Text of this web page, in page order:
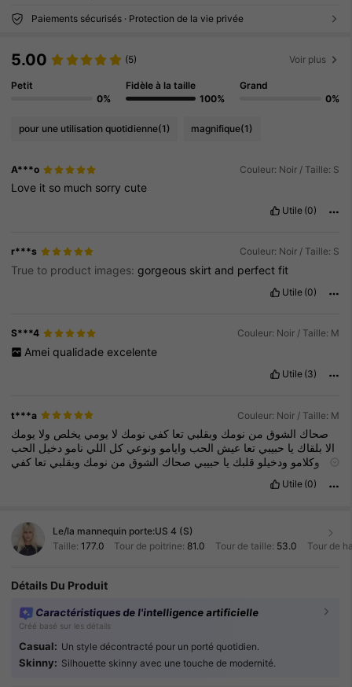
Paiements sécurisés · Protection de la vie privée
5.00 (5) Voir plus
Petit
0%
Fidèle à la taille
100%
Grand
0%
pour une utilisation quotidienne(1) magnifique(1)
A***o Couleur: Noir / Taille: S
Love it so much sorrycute
Utile (0)
r***s Couleur: Noir / Taille: S
True to product images:gorgeous skirt and perfectfit
Utile (0)
S***4 Couleur: Noir / Taille: M
Amei qualidade excelente
Utile (3)
t***a Couleur: Noir / Taille: M
صحاك الشوق من نومك وبقلبي تعا كفي نومك لا يومي يخلص ولا يومك
الا بلقاك يا حبيبي تعا عيش الحب وايامو ونوعي كل اللي نامو دخيل الحب
وكلامو ودخيلو قلبك يا حبيبي صحاك الشوق من نومك وبقلبي تعا كفي
Utile (0)
Le/la mannequin porte:US 4 (S)
Taille: 177.0 Tour de poitrine: 81.0 Tour de taille: 53.0 Tour de
Détails Du Produit
Caractéristiques de l'intelligence artificielle
Créé basé sur les détails
Casual: Un style décontracté pour un porté quotidien.
Skinny: Silhouette skinny avec une touche de modernité.